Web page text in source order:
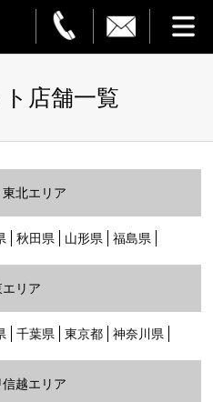
店舗一覧
北エリア
秋田県 山形県 福島県
エリア
千葉県 東京都 神奈川県
越エリア